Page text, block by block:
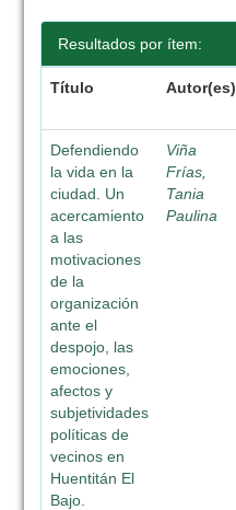
Resultados por ítem:
Título Autor(es)
Defendiendo
la vida en la
ciudad. Un
acercamiento
a las
motivaciones
de la
organización
ante el
despojo, las
emociones,
afectos y
subjetividades
políticas de
vecinos en
Huentitán El
Bajo.
Viña
Frías,
Tania
Paulina